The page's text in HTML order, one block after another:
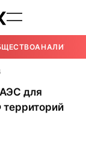
АНАЛИТИКА
для